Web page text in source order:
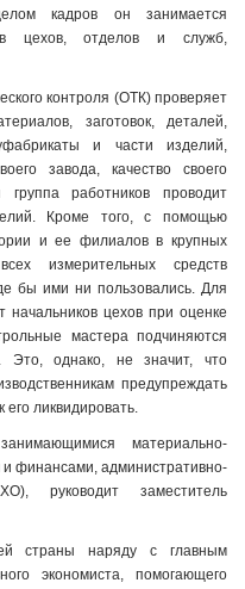
кадров он занимается
цехов, отделов и служб,
контроля (ОТК) проверяет
заготовок, деталей,
и части изделий,
завода, качество своего
работников проводит
Кроме того, с помощью
и ее филиалов в крупных
измерительных средств
бы ими ни пользовались. Для
начальников цехов при оценке
мастера подчиняются
Это, однако, не значит, что
предупреждать
его ликвидировать.
материально-
финансами, административно-
руководит заместитель
страны наряду с главным
экономиста, помогающего